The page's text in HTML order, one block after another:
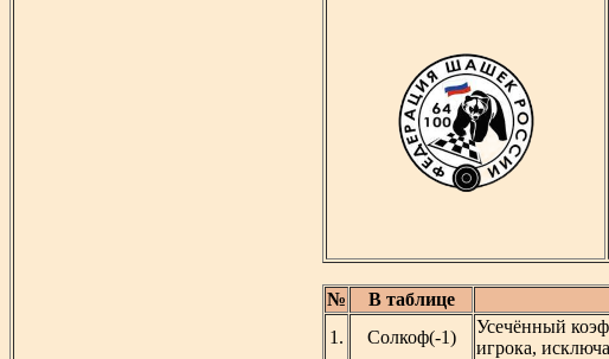
№ В таблице
1.
Солкоф(-1)
Усечённый
игрока,